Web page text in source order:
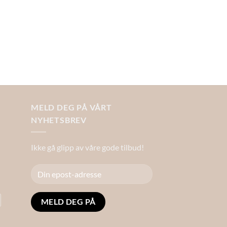
MELD DEG PÅ VÅRT
NYHETSBREV
Ikke gå glipp av våre gode tilbud!